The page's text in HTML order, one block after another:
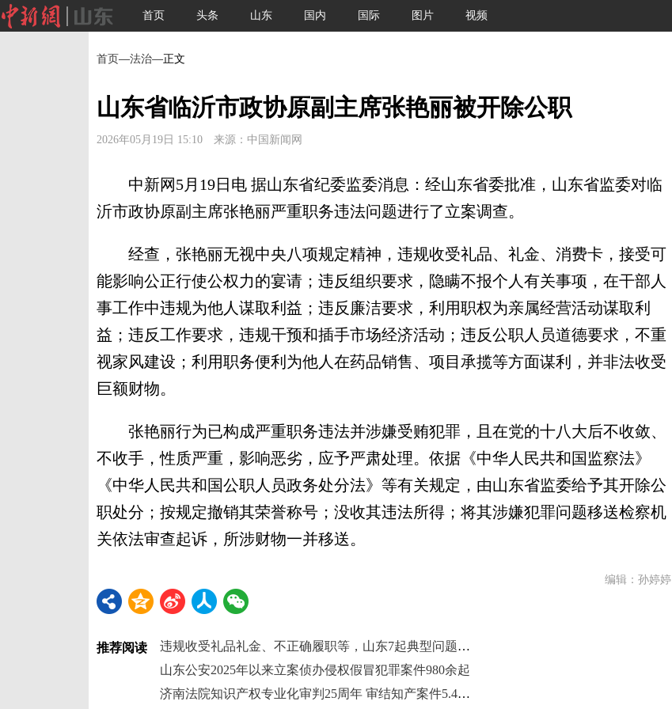
首页 头条 山东 国内 国际 图片 视频
首页—法治—正文
山东省临沂市政协原副主席张艳丽被开除公职
2026年05月19日 15:10 来源：中国新闻网
中新网5月19日电 据山东省纪委监委消息：经山东省委批准，山东省监委对临
沂市政协原副主席张艳丽严重职务违法问题进行了立案调查。
经查，张艳丽无视中央八项规定精神，违规收受礼品、礼金、消费卡，接受可
能影响公正行使公权力的宴请；违反组织要求，隐瞒不报个人有关事项，在干部人
事工作中违规为他人谋取利益；违反廉洁要求，利用职权为亲属经营活动谋取利
益；违反工作要求，违规干预和插手市场经济活动；违反公职人员道德要求，不重
视家风建设；利用职务便利为他人在药品销售、项目承揽等方面谋利，并非法收受
巨额财物。
张艳丽行为已构成严重职务违法并涉嫌受贿犯罪，且在党的十八大后不收敛、
不收手，性质严重，影响恶劣，应予严肃处理。依据《中华人民共和国监察法》
《中华人民共和国公职人员政务处分法》等有关规定，由山东省监委给予其开除公
职处分；按规定撤销其荣誉称号；没收其违法所得；将其涉嫌犯罪问题移送检察机
关依法审查起诉，所涉财物一并移送。
编辑：孙婷婷
推荐阅读
违规收受礼品礼金、不正确履职等，山东7起典型问题被公开通报
山东公安2025年以来立案侦办侵权假冒犯罪案件980余起
济南法院知识产权专业化审判25周年 审结知产案件5.4万件